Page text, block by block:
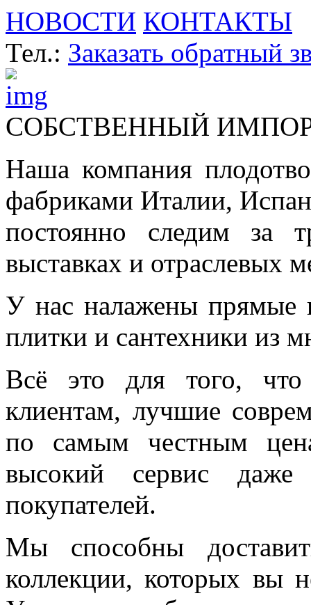
НОВОСТИ КОНТАКТЫ
Тел.: Заказать обратный
СОБСТВЕННЫЙ
Наша компания
фабриками Италии,
постоянно следим за
выставках и отраслевых
У нас налажены прямые
плитки и сантехники из
Всё это для того,
клиентам, лучшие
по самым честным
высокий сервис даже
покупателей.
Мы способны
коллекции, которых вы